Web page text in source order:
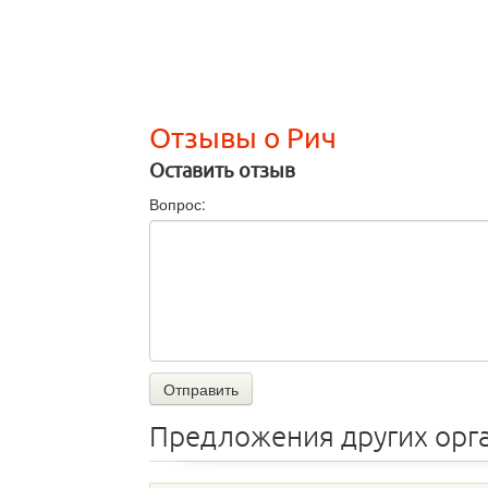
Отзывы о Рич
Оставить отзыв
Вопрос:
Отправить
Предложения других